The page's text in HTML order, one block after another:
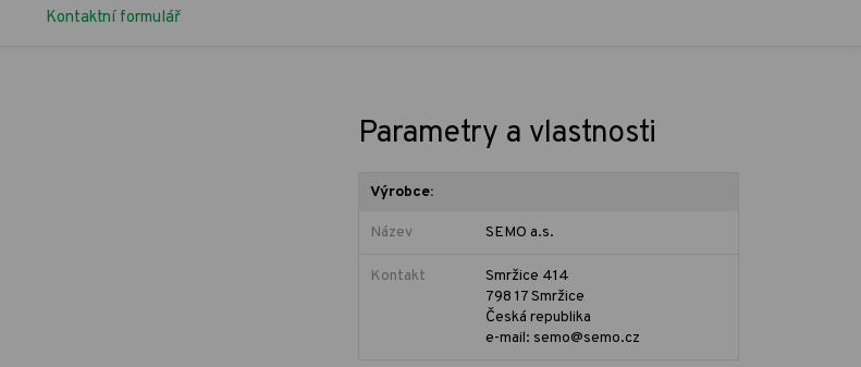
Kontaktní formulář
Parametry a vlastnosti
Výrobce:
Název SEMO a.s.
Kontakt
Smržice 414
798 17 Smržice
Česká republika
e-mail: semo@semo.cz